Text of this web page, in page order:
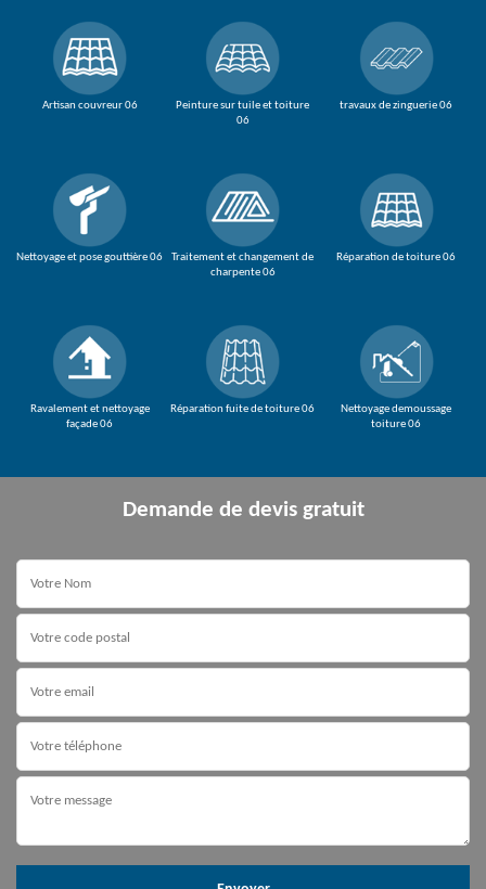
Artisan couvreur 06
Nettoyage et pose gouttière 06
Ravalement et nettoyage
façade 06
Peinture sur tuile et toiture
06
Traitement et changement de
charpente 06
Réparation fuite de toiture 06
travaux de zinguerie 06
Réparation de toiture 06
Nettoyage demoussage
toiture 06
Demande de devis gratuit